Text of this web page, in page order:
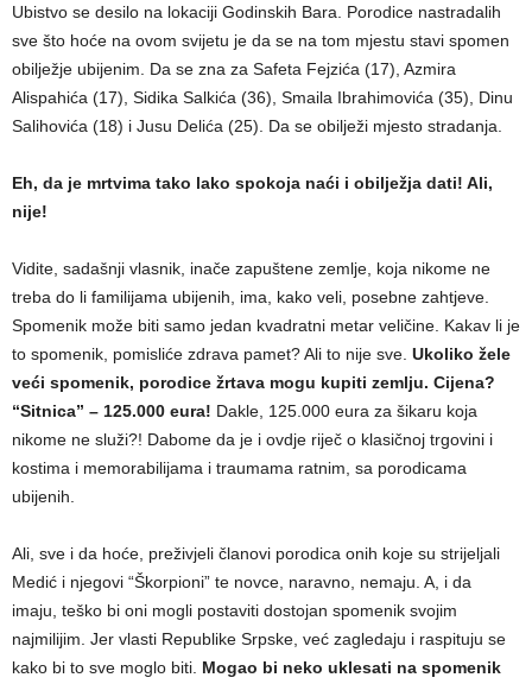
Ubistvo se desilo na lokaciji Godinskih Bara. Porodice nastradalih
sve što hoće na ovom svijetu je da se na tom mjestu stavi spomen
obilježje ubijenim. Da se zna za Safeta Fejzića (17), Azmira
Alispahića (17), Sidika Salkića (36), Smaila Ibrahimovića (35), Dinu
Salihovića (18) i Jusu Delića (25). Da se obilježi mjesto stradanja.
Eh, da je mrtvima tako lako spokoja naći i obilježja dati! Ali,
nije!
Vidite, sadašnji vlasnik, inače zapuštene zemlje, koja nikome ne
treba do li familijama ubijenih, ima, kako veli, posebne zahtjeve.
Spomenik može biti samo jedan kvadratni metar veličine. Kakav li je
to spomenik, pomisliće zdrava pamet? Ali to nije sve. Ukoliko žele
veći spomenik, porodice žrtava mogu kupiti zemlju. Cijena?
“Sitnica” – 125.000 eura! Dakle, 125.000 eura za šikaru koja
nikome ne služi?! Dabome da je i ovdje riječ o klasičnoj trgovini i
kostima i memorabilijama i traumama ratnim, sa porodicama
ubijenih.
Ali, sve i da hoće, preživjeli članovi porodica onih koje su strijeljali
Medić i njegovi “Škorpioni” te novce, naravno, nemaju. A, i da
imaju, teško bi oni mogli postaviti dostojan spomenik svojim
najmilijim. Jer vlasti Republike Srpske, već zagledaju i raspituju se
kako bi to sve moglo biti. Mogao bi neko uklesati na spomenik